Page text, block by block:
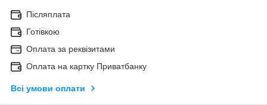
Післяплата
Готівкою
Оплата за реквізитами
Оплата на картку Приватбанку
Всі умови оплати